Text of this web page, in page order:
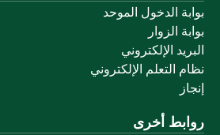
بوابة الدخول الموحد
بوابة الزوار
البريد الإلكتروني
نظام التعلم الإلكتروني
إنجاز
روابط أخرى